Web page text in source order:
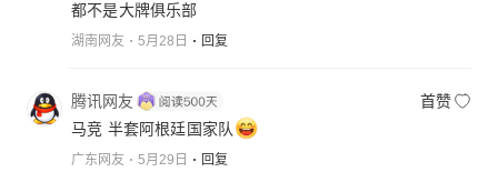
都不是大牌俱乐部
湖南网友 5月28日 回复
腾讯网友
首赞
马竞 半套阿根廷国家队
广东网友 5月29日 回复